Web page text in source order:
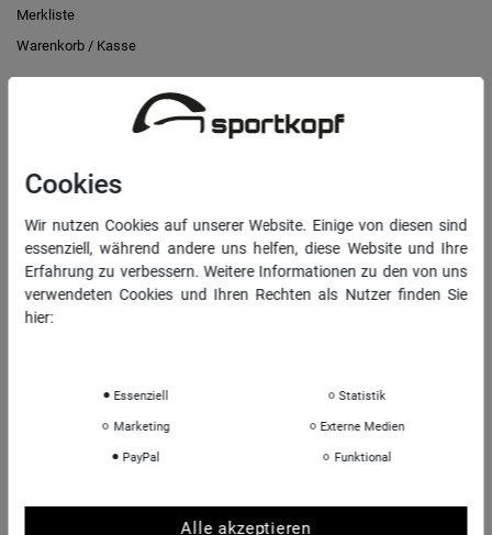
Merkliste
Warenkorb / Kasse
Vertrag widerrufen
Daten­schutz­erklärung
AGB
Impressum
Sportkopf Hamburg
Rücksendungen FAQ
Cookies
Wir nutzen Cookies auf unserer Website. Einige von diesen sind
essenziell, während andere uns helfen, diese Website und Ihre
Erfahrung zu verbessern. Weitere Informationen zu den von uns
verwendeten Cookies und Ihren Rechten als Nutzer finden Sie
hier:
Essenziell Statistik
Marketing Externe Medien
PayPal Funktional
Alle akzeptieren